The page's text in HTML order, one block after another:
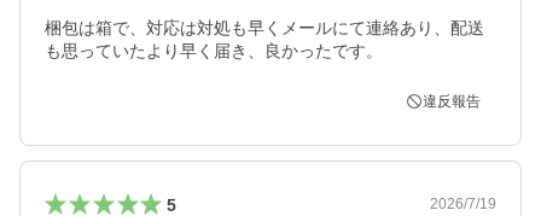
梱包は箱で、対応は対処も早くメールにて連絡あり、配送
も思っていたより早く届き、良かったです。
違反報告
5
2026/7/19